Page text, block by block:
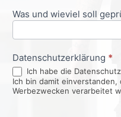
Was und wieviel soll
Datenschutzerklärung *
Ich habe die
Ich bin damit
Werbezwecken verarbeitet